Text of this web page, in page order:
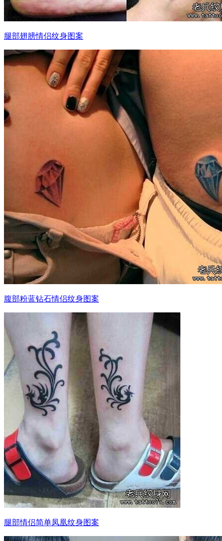
腿部翅膀情侣纹身图案
腹部粉蓝钻石情侣纹身图案
腿部情侣简单凤凰纹身图案